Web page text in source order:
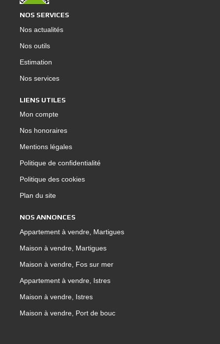
NOS SERVICES
Nos actualités
Nos outils
Estimation
Nos services
LIENS UTILES
Mon compte
Nos honoraires
Mentions légales
Politique de confidentialité
Politique des cookies
Plan du site
NOS ANNONCES
Appartement à vendre, Martigues
Maison à vendre, Martigues
Maison à vendre, Fos sur mer
Appartement à vendre, Istres
Maison à vendre, Istres
Maison à vendre, Port de bouc